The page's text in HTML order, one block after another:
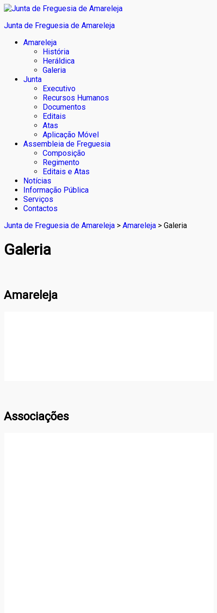
Junta de Freguesia de Amareleja
Amareleja
História
Heráldica
Galeria
Junta
Executivo
Recursos Humanos
Documentos
Editais
Atas
Aplicação Móvel
Assembleia de Freguesia
Composição
Regimento
Editais e Atas
Notícias
Informação Pública
Serviços
Contactos
Junta de Freguesia de Amareleja > Amareleja > Galeria
Galeria
Amareleja
Associações